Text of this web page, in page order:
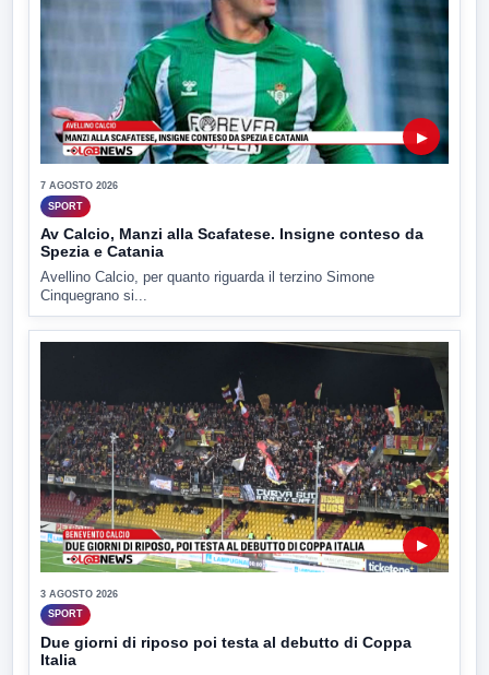
▶
7 AGOSTO 2026
SPORT
Av Calcio, Manzi alla Scafatese. Insigne conteso da
Spezia e Catania
Avellino Calcio, per quanto riguarda il terzino Simone
Cinquegrano si...
▶
3 AGOSTO 2026
SPORT
Due giorni di riposo poi testa al debutto di Coppa
Italia